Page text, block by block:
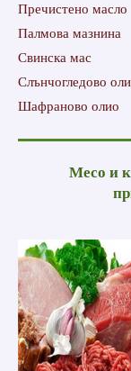
Пречистено масло
Палмова мазнина
Свинска мас
Слънчогледово
Шафраново олио
Месо и